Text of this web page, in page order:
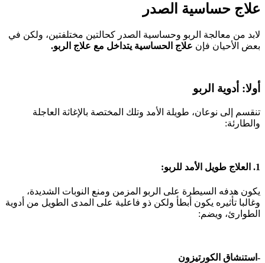
علاج حساسية الصدر
لابد من معالجة الربو وحساسية الصدر كحالتين مختلفتين، ولكن في
بعض الأحيان فإن علاج الحساسية يتداخل مع علاج الربو.
أولا: أدوية الربو
تنقسم إلى نوعان، طويلة الأمد وتلك المختصة بالإغاثة العاجلة
والطارئة:
1. العلاج طويل الأمد للربو:
يكون هدفه السيطرة على الربو المزمن ومنع النوبات الشديدة،
وغالبا تأثيره يكون أبطأ ولكن ذو فاعلية على المدى الطويل من أدوية
الطوارئ، ويضم:
-استنشاق الكورتيزون